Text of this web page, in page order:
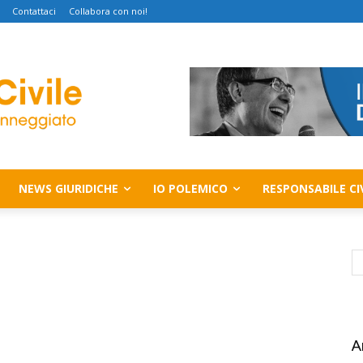
Contattaci Collabora con noi!
NEWS GIURIDICHE IO POLEMICO RESPONSABILE